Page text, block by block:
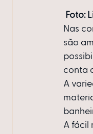
Foto:
Nas
são
conta
A
A fácil